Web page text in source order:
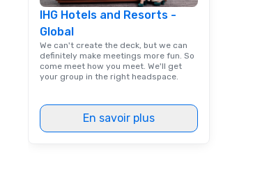
IHG Hotels and Resorts -
Global
We can't create the deck, but we can
definitely make meetings more fun. So
come meet how you meet. We'll get
your group in the right headspace.
En savoir plus